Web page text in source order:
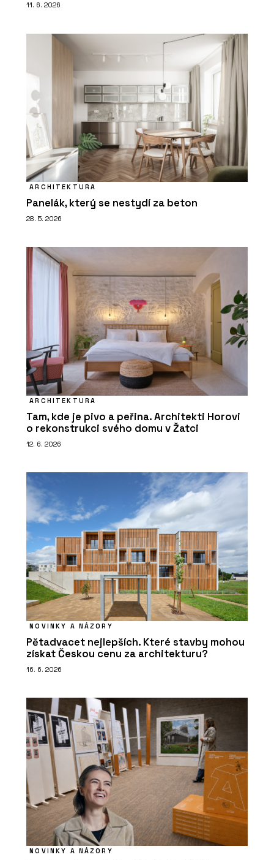
11. 6. 2026
ARCHITEKTURA
Panelák, který se nestydí za beton
28. 5. 2026
ARCHITEKTURA
Tam, kde je pivo a peřina. Architekti Horovi
o rekonstrukci svého domu v Žatci
12. 6. 2026
NOVINKY A NÁZORY
Pětadvacet nejlepších. Které stavby mohou
získat Českou cenu za architekturu?
16. 6. 2026
NOVINKY A NÁZORY